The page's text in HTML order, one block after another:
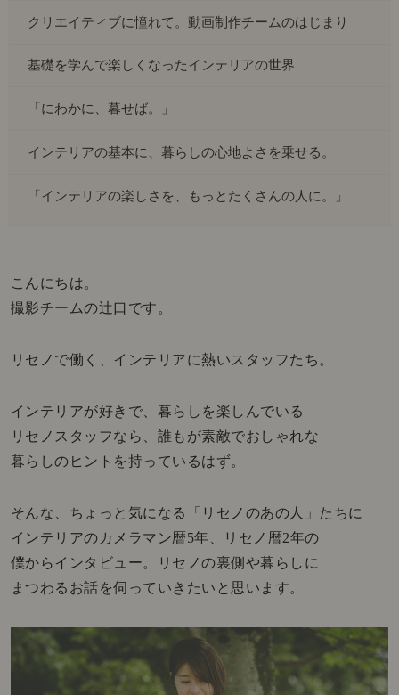
こんにちは。
撮影チームの辻口です。
リセノで働く、インテリアに熱いスタッフたち。
インテリアが好きで、暮らしを楽しんでいる
リセノスタッフなら、誰もが素敵でおしゃれな
暮らしのヒントを持っているはず。
そんな、ちょっと気になる「リセノのあの人」たちに
インテリアのカメラマン暦5年、リセノ暦2年の
僕からインタビュー。リセノの裏側や暮らしに
まつわるお話を伺っていきたいと思います。
クリエイティブに憧れて。動画制作チームのはじまり
基礎を学んで楽しくなったインテリアの世界
「にわかに、暮せば。」
インテリアの基本に、暮らしの心地よさを乗せる。
「インテリアの楽しさを、もっとたくさんの人に。」